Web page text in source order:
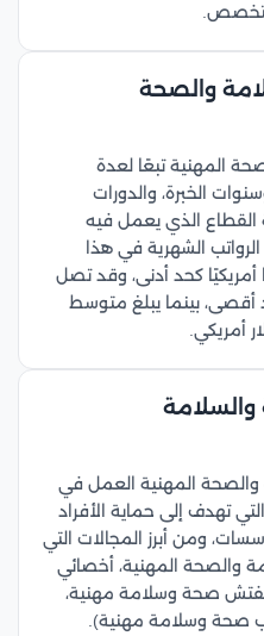
والصحة
المهنية تبعًا لعدة
الخبرة، والدورات
القطاع الذي يعمل فيه
الشهرية في هذا
بين حوالي 868 دولارًا أمريكيًا كحد أدنى، وقد تصل
كحد أقصى، بينما يبلغ متوسط
المهنية العمل في
تهدف إلى حماية الأفراد
ومن أبرز المجالات التي
والصحة المهنية، أخصائي
صحة وسلامة مهنية،
صحة وسلامة مهنية).